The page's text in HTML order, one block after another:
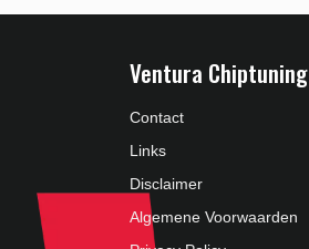
Ventura Chiptuning
Contact
Links
Disclaimer
Algemene Voorwaarden